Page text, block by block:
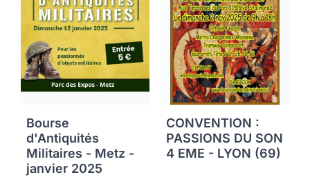
Bourse
d'Antiquités
Militaires - Metz -
janvier 2025
CONVENTION :
PASSIONS DU SON
4 EME - LYON (69)